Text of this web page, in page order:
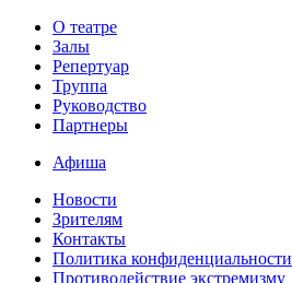
О театре
Залы
Репертуар
Труппа
Руководство
Партнеры
Афиша
Новости
Зрителям
Контакты
Политика конфиденциальности
Противодействие экстремизму